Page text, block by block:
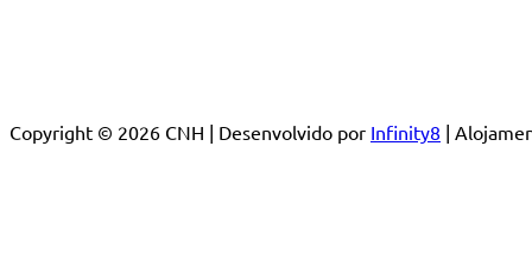
Copyright © 2026 CNH | Desenvolvido por Infinity8 |